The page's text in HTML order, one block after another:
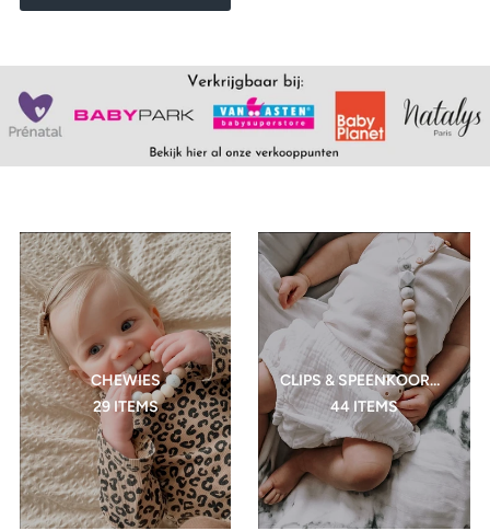
CHEWIES
29 ITEMS
CLIPS & SPEENKOORDEN
44 ITEMS